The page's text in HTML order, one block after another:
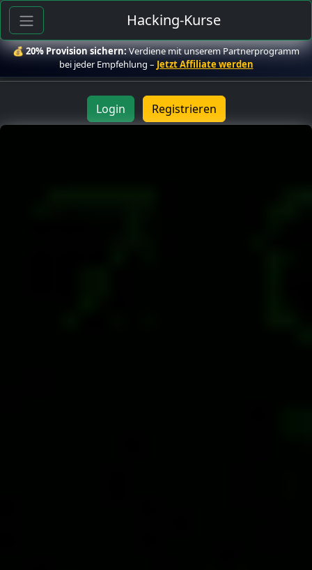
Hacking-Kurse
💰20% Provision sichern:Verdiene mit unserem Partnerprogramm
bei jeder Empfehlung – Jetzt Affiliate werden
Login Registrieren